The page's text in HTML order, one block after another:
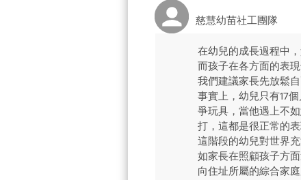
慈慧幼苗社工團隊
在幼兒的成長過程中
而孩子在各方面的表
我們建議家長先放鬆
事實上，幼兒只有17
爭玩具，當他遇上不
打，這都是很正常的
這階段的幼兒對世界
如家長在照顧孩子方
向住址所屬的綜合家